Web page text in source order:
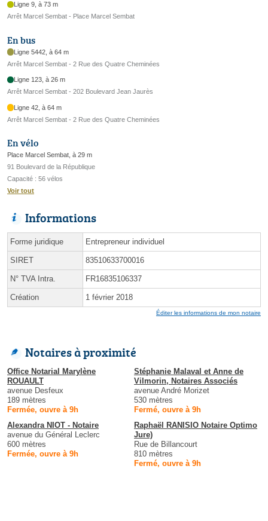
Ligne 9, à 73 m
Arrêt Marcel Sembat - Place Marcel Sembat
En bus
Ligne 5442, à 64 m
Arrêt Marcel Sembat - 2 Rue des Quatre Cheminées
Ligne 123, à 26 m
Arrêt Marcel Sembat - 202 Boulevard Jean Jaurès
Ligne 42, à 64 m
Arrêt Marcel Sembat - 2 Rue des Quatre Cheminées
En vélo
Place Marcel Sembat, à 29 m
91 Boulevard de la République
Capacité : 56 vélos
Voir tout
Informations
Forme juridique Entrepreneur individuel
SIRET 83510633700016
N° TVA Intra. FR16835106337
Création 1 février 2018
Éditer les informations de mon notaire
Notaires à proximité
Office Notarial Marylène
ROUAULT
avenue Desfeux
189 mètres
Fermée, ouvre à 9h
Stéphanie Malaval et Anne de
Vilmorin, Notaires Associés
avenue André Morizet
530 mètres
Fermé, ouvre à 9h
Alexandra NIOT - Notaire
avenue du Général Leclerc
600 mètres
Fermée, ouvre à 9h
Raphaël RANISIO Notaire Optimo
Jure)
Rue de Billancourt
810 mètres
Fermé, ouvre à 9h